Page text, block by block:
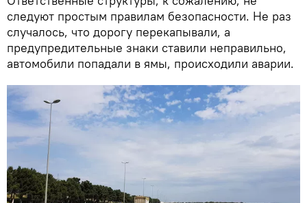
следуют простым правилам безопасности. Не раз
случалось, что дорогу перекапывали, а
предупредительные знаки ставили неправильно,
автомобили попадали в ямы, происходили аварии.